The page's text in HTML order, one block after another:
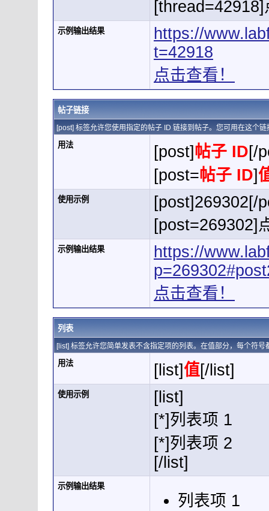
示例输出结果
https://
t=42918
点击查看！
帖子链接
[post] 标签允许您使用指定的帖子 ID 链接到帖子。您可用在这个
用法 [post]帖子 ID[/
[post=帖子 ID]
使用示例
[post]269302[/
[post=269302]
示例输出结果
https://
点击查看！
列表
[list] 标签允许您简单发表不含指定项的列表。在值部分，每个符号
用法 [list]值[/list]
使用示例
[list]
[*]列表项 1
[*]列表项 2
[/list]
示例输出结果
列表项 1